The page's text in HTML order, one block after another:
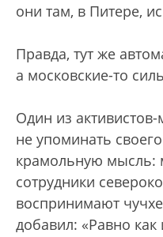
они там, в Питере,
Правда, тут же
а московские-то
Один из
не упоминать
крамольную мысль:
сотрудники
воспринимают
добавил: «Равно как